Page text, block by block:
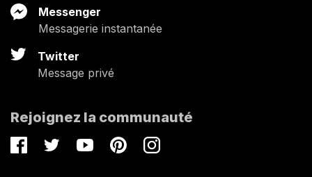
Messenger
Messagerie instantanée
Twitter
Message privé
Rejoignez la communauté
FacebookTwitterYoutubePinterestInstagram